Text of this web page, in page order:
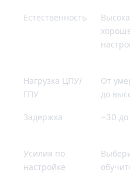
Естественность
Нагрузка ЦПУ/
ГПУ
От
до
Задержка ~30 до
Усилия по
настройке